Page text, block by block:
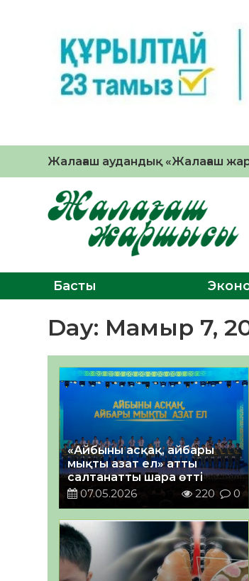
Жалағаш аудандық «Жалағаш
Басты
Day: Мамыр 7,
«Айбыны асқақ, айбары
мықты азат ел» атты
салтанатты шара өтті
07.05.2026
220 0